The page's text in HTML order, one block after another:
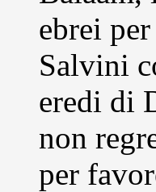
ebrei
Salvini
eredi di
non
per